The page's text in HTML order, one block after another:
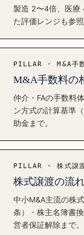
製造 2〜4倍、医療
た評価レンジも参照
PILLAR · M&A手
M&A手数料の
仲介・FAの手数料
ン方式の計算基準
助金まで。
PILLAR · 株式譲
株式譲渡の流
中小M&A主流の株
条）・株主名簿書
営者保証解除まで。